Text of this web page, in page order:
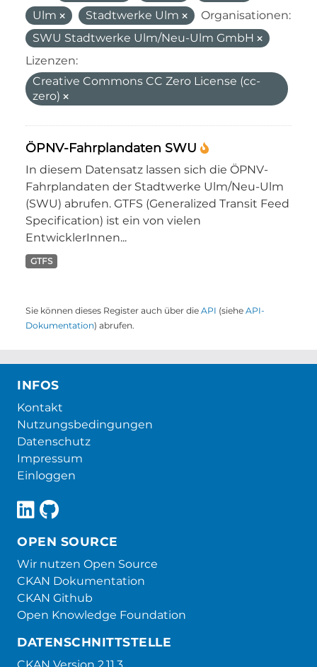
Ulm
Stadtwerke Ulm
Organisationen:
SWU Stadtwerke Ulm/Neu-Ulm GmbH
Lizenzen:
Creative Commons CC Zero License (cc-
zero)
ÖPNV-Fahrplandaten SWU
In diesem Datensatz lassen sich die ÖPNV-
Fahrplandaten der Stadtwerke Ulm/Neu-Ulm
(SWU) abrufen. GTFS (Generalized Transit Feed
Specification) ist ein von vielen
EntwicklerInnen...
GTFS
Sie können dieses Register auch über die API (siehe API-
Dokumentation) abrufen.
INFOS
Kontakt
Nutzungsbedingungen
Datenschutz
Impressum
Einloggen
OPEN SOURCE
Wir nutzen Open Source
CKAN Dokumentation
CKAN Github
Open Knowledge Foundation
DATENSCHNITTSTELLE